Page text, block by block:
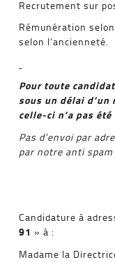
Recrutement sur
Rémunération
selon l’ancienneté.
Pour toute
sous un délai d’un
celle-ci n’a pas
Pas d’envoi par
par notre anti spam
Candidature à
91 » à :
Madame la